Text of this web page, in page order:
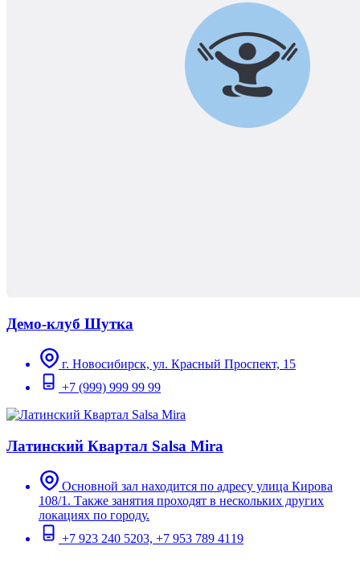
Демо-клуб Шутка
г. Новосибирск, ул. Красный Проспект, 15
+7 (999) 999 99 99
Латинский Квартал Salsa Mira
Основной зал находится по адресу улица Кирова
108/1. Также занятия проходят в нескольких других
локациях по городу.
+7 923 240 5203, +7 953 789 4119